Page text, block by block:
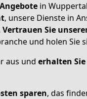
in
, unsere Dienste in
Vertrauen Sie
und holen Sie
aus und erhalten
sparen, das